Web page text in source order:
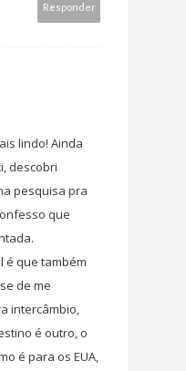
Responder
lindo! Ainda
descobri
pesquisa pra
que
é que também
de me
intercâmbio,
é outro, o
é para os EUA,